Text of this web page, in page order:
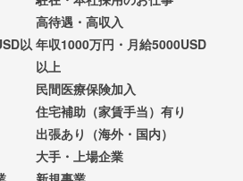
高待遇・高収入
以 年収1000万円・月給5000USD
以上
民間医療保険加入
住宅補助（家賃手当）有り
出張あり（海外・国内）
大手・上場企業